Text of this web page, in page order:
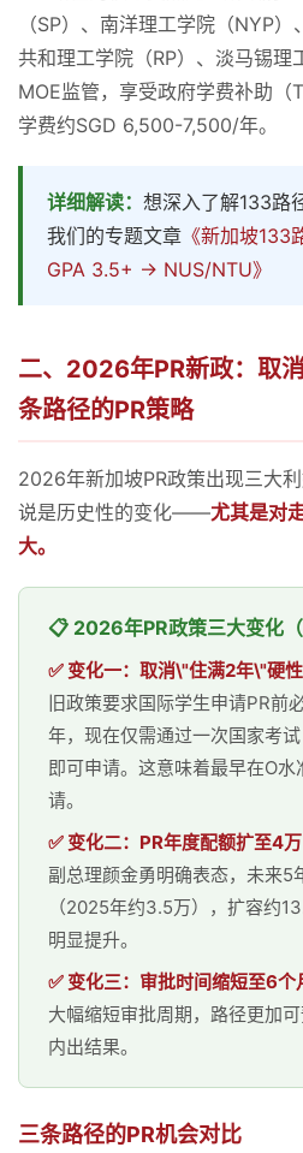
（SP）、南洋理工学院（NYP）
共和理工学院（RP）、淡马锡理
MOE监管，享受政府学费补助
学费约SGD 6,500-7,500/年。
详细解读： 想深入了解133路
我们的专题文章 《新加坡
GPA 3.5+ → NUS/NTU》
二、2026年PR新政：取
条路径的PR策略
2026年新加坡PR政策出现三大
说是历史性的变化——尤其是对
大。
📋 2026年PR政策三大变化（
✅ 变化一：取消\"住满2年\"硬
旧政策要求国际学生申请PR前
年，现在仅需通过一次国家考试
即可申请。这意味着最早在O水
请。
✅ 变化二：PR年度配额扩至4万
副总理颜金勇明确表态，未来5
（2025年约3.5万），扩容约
明显提升。
✅ 变化三：审批时间缩短至6个
大幅缩短审批周期，路径更加
内出结果。
三条路径的PR机会对比